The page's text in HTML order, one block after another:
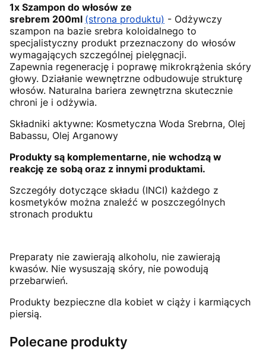
1x Szampon do włosów ze
srebrem 200ml (strona produktu) - Odżywczy
szampon na bazie srebra koloidalnego to
specjalistyczny produkt przeznaczony do włosów
wymagających szczególnej pielęgnacji.
Zapewnia regenerację i poprawę mikrokrążenia skóry
głowy. Działanie wewnętrzne odbudowuje strukturę
włosów. Naturalna bariera zewnętrzna skutecznie
chroni je i odżywia.
Składniki aktywne: Kosmetyczna Woda Srebrna, Olej
Babassu, Olej Arganowy
Produkty są komplementarne, nie wchodzą w
reakcję ze sobą oraz z innymi produktami.
Szczegóły dotyczące składu (INCI) każdego z
kosmetyków można znaleźć w poszczególnych
stronach produktu
Preparaty nie zawierają alkoholu, nie zawierają
kwasów. Nie wysuszają skóry, nie powodują
przebarwień.
Produkty bezpieczne dla kobiet w ciąży i karmiących
piersią.
Polecane produkty